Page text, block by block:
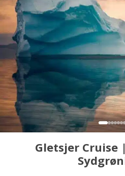
Gletsjer Cruise